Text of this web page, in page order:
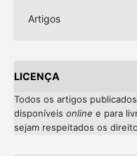
Artigos
LICENÇA
Todos os artigos
disponíveis online e para
sejam respeitados os